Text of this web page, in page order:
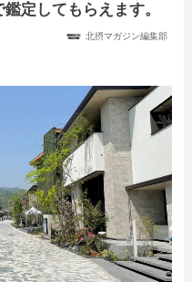
定してもらえます。
北摂マガジン編集部